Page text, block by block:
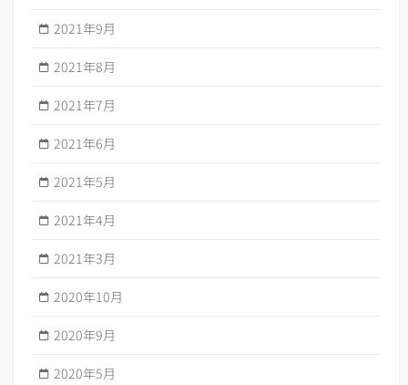
2021年9月
2021年8月
2021年7月
2021年6月
2021年5月
2021年4月
2021年3月
2020年10月
2020年9月
2020年5月